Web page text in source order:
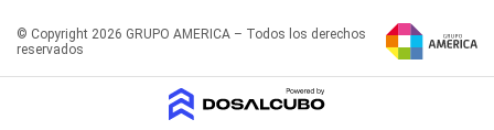
Básquet
San Juan 8
© Copyright 2026 GRUPO AMERICA – Todos los derechos
reservados